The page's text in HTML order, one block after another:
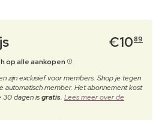
€1089
op alle aankopen
zijn exclusief voor members. Shop je tegen
automatisch member. Het abonnement kost
30 dagen isgratis. Lees meer over de